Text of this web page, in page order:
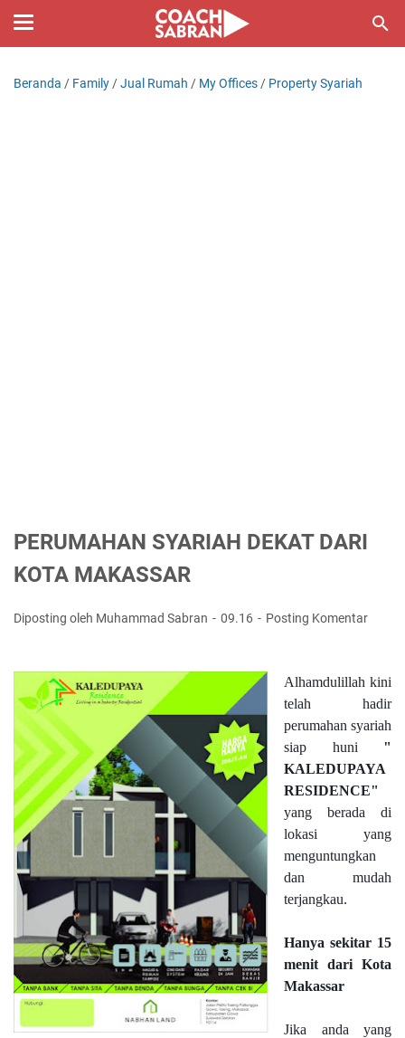
Beranda / Family /Jual Rumah / My Offices / Property Syariah
PERUMAHAN SYARIAH DEKAT DARI
KOTA MAKASSAR
Diposting oleh Muhammad Sabran 09.16 Posting Komentar
Alhamdulillah kini
telah hadir
perumahan syariah
siap huni "
KALEDUPAYA
RESIDENCE"
yang berada di
lokasi yang
menguntungkan
dan mudah
terjangkau.
Hanya sekitar 15
menit dari Kota
Makassar
Jika anda yang